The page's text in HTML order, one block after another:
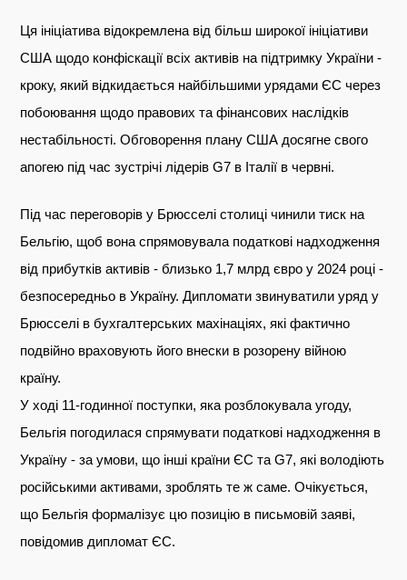
Ця ініціатива відокремлена від більш широкої ініціативи
США щодо конфіскації всіх активів на підтримку України -
кроку, який відкидається найбільшими урядами ЄС через
побоювання щодо правових та фінансових наслідків
нестабільності. Обговорення плану США досягне свого
апогею під час зустрічі лідерів G7 в Італії в червні.
Під час переговорів у Брюсселі столиці чинили тиск на
Бельгію, щоб вона спрямовувала податкові надходження
від прибутків активів - близько 1,7 млрд євро у 2024 році -
безпосередньо в Україну. Дипломати звинуватили уряд у
Брюсселі в бухгалтерських махінаціях, які фактично
подвійно враховують його внески в розорену війною
країну.
У ході 11-годинної поступки, яка розблокувала угоду,
Бельгія погодилася спрямувати податкові надходження в
Україну - за умови, що інші країни ЄС та G7, які володіють
російськими активами, зроблять те ж саме. Очікується,
що Бельгія формалізує цю позицію в письмовій заяві,
повідомив дипломат ЄС.